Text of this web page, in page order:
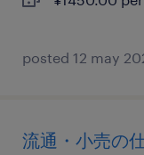
posted 12 may
流通・小売の